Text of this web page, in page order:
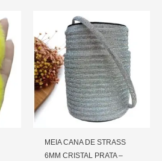
MEIA CANA DE STRASS
6MM CRISTAL PRATA –